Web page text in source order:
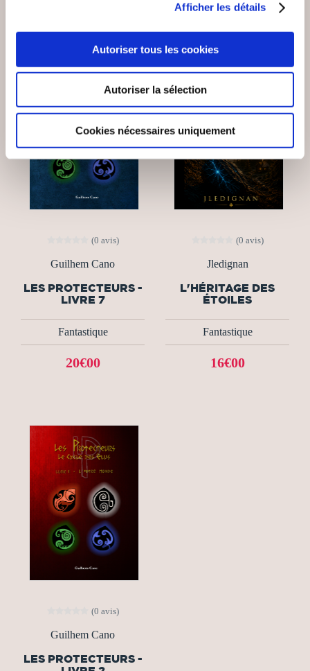
Afficher les détails
Autoriser tous les cookies
Autoriser la sélection
Cookies nécessaires uniquement
(0 avis)
Guilhem Cano
LES PROTECTEURS -
LIVRE 7
Fantastique
20€00
NEW
(0 avis)
Jledignan
L'HÉRITAGE DES
ÉTOILES
Fantastique
16€00
(0 avis)
Guilhem Cano
LES PROTECTEURS -